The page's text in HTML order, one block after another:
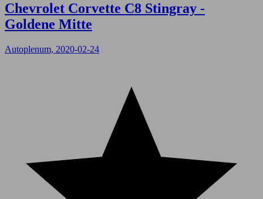
Chevrolet Corvette C8 Stingray -
Goldene Mitte
Autoplenum, 2020-02-24